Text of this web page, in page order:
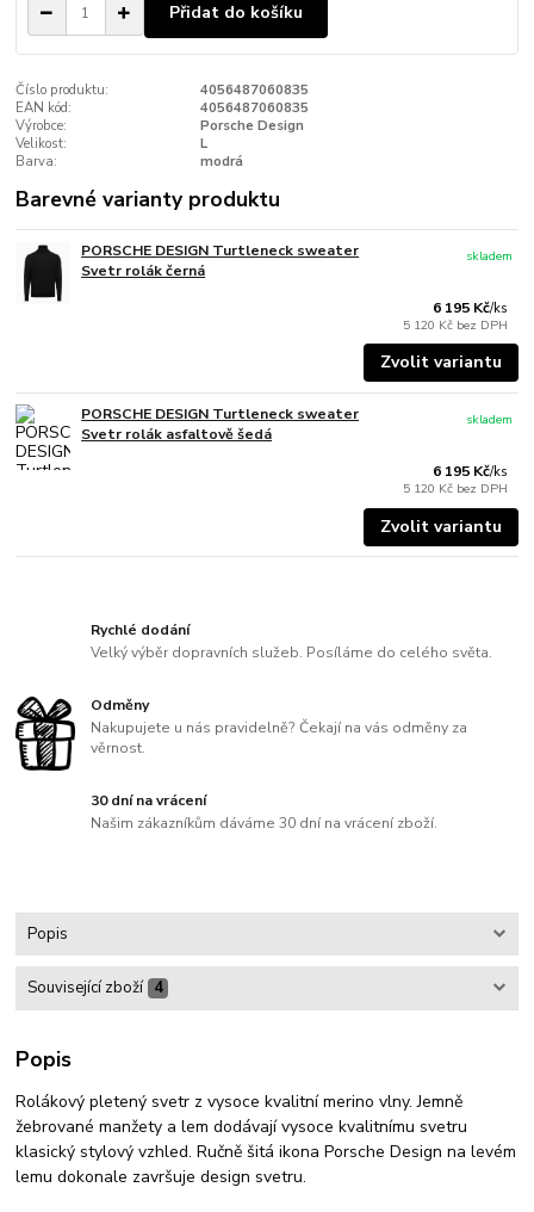
Přidat do košíku
Číslo produktu:
4056487060835
EAN kód:
4056487060835
Výrobce:
Porsche Design
Velikost:
L
Barva:
modrá
Barevné varianty produktu
PORSCHE DESIGN Turtleneck sweater
Svetr rolák černá
6 195 Kč/ks
5 120 Kč bez DPH
skladem
Zvolit variantu
PORSCHE DESIGN Turtleneck sweater
Svetr rolák asfaltově šedá
6 195 Kč/ks
5 120 Kč bez DPH
skladem
Zvolit variantu
Rychlé dodání
Velký výběr dopravních služeb. Posíláme do celého světa.
Odměny
Nakupujete u nás pravidelně? Čekají na vás odměny za
věrnost.
30 dní na vrácení
Našim zákazníkům dáváme 30 dní na vrácení zboží.
Popis
Související zboží 4
Popis
Rolákový pletený svetr z vysoce kvalitní merino vlny. Jemně
žebrované manžety a lem dodávají vysoce kvalitnímu svetru
klasický stylový vzhled. Ručně šitá ikona Porsche Design na levém
lemu dokonale završuje design svetru.